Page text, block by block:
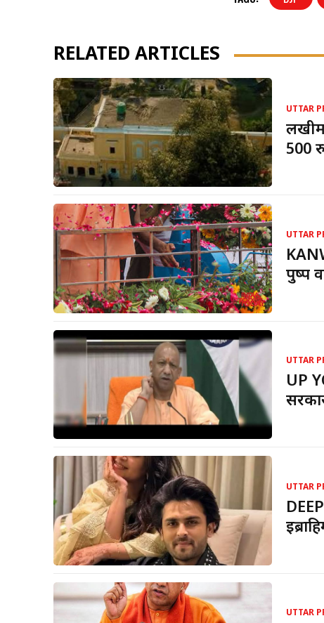
RELATED ARTICLES
UTTAR
500
UTTAR
पुष्प
UTTAR
UP
UTTAR
UTTAR